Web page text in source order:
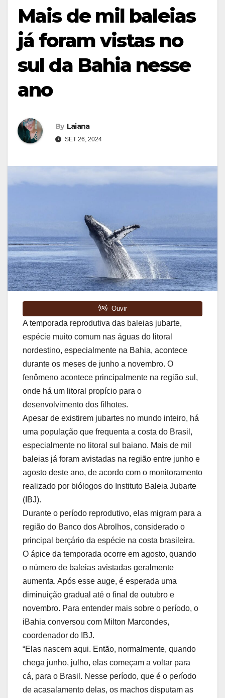
Mais de mil baleias
já foram vistas no
sul da Bahia nesse
ano
By Laiana
SET 26, 2024
A temporada reprodutiva das baleias jubarte,
espécie muito comum nas águas do litoral
nordestino, especialmente na Bahia, acontece
durante os meses de junho a novembro. O
fenômeno acontece principalmente na região sul,
onde há um litoral propício para o
desenvolvimento dos filhotes.
Apesar de existirem jubartes no mundo inteiro, há
uma população que frequenta a costa do Brasil,
especialmente no litoral sul baiano. Mais de mil
baleias já foram avistadas na região entre junho e
agosto deste ano, de acordo com o monitoramento
realizado por biólogos do Instituto Baleia Jubarte
(IBJ).
Durante o período reprodutivo, elas migram para a
região do Banco dos Abrolhos, considerado o
principal berçário da espécie na costa brasileira.
O ápice da temporada ocorre em agosto, quando
o número de baleias avistadas geralmente
aumenta. Após esse auge, é esperada uma
diminuição gradual até o final de outubro e
novembro. Para entender mais sobre o período, o
iBahia conversou com Milton Marcondes,
coordenador do IBJ.
“Elas nascem aqui. Então, normalmente, quando
chega junho, julho, elas começam a voltar para
cá, para o Brasil. Nesse período, que é o período
de acasalamento delas, os machos disputam as